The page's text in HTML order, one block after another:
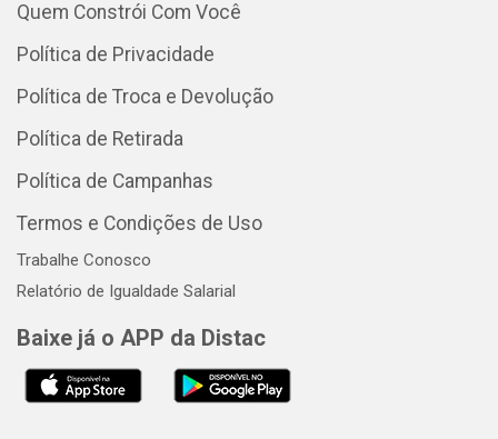
Quem Constrói Com Você
Política de Privacidade
Política de Troca e Devolução
Política de Retirada
Política de Campanhas
Termos e Condições de Uso
Trabalhe Conosco
Relatório de Igualdade Salarial
Baixe já o APP da Distac